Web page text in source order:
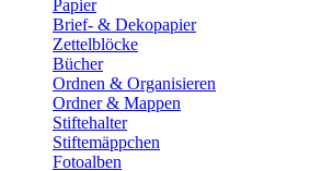
Papier
Brief- & Dekopapier
Zettelblöcke
Bücher
Ordnen & Organisieren
Ordner & Mappen
Stiftehalter
Stiftemäppchen
Fotoalben